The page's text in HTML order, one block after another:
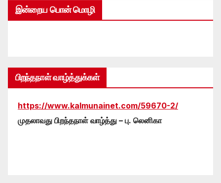
இன்றைய பொன் மொழி
பிறந்தநாள் வாழ்த்துக்கள்
https://www.kalmunainet.com/59670-2/
முதலாவது பிறந்தநாள் வாழ்த்து – பு. லெனிகா